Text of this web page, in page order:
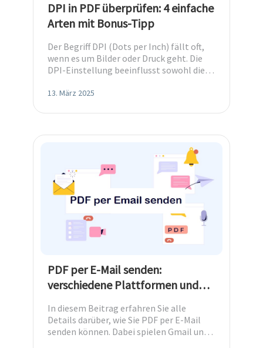
DPI in PDF überprüfen: 4 einfache
Arten mit Bonus-Tipp
Der Begriff DPI (Dots per Inch) fällt oft,
wenn es um Bilder oder Druck geht. Die
DPI-Einstellung beeinflusst sowohl die
13. März 2025
PDF per E-Mail senden:
verschiedene Plattformen und
In diesem Beitrag erfahren Sie alle
Details darüber, wie Sie PDF per E-Mail
senden können. Dabei spielen Gmail und